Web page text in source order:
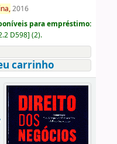
2016
para empréstimo:
D598] (2).
carrinho